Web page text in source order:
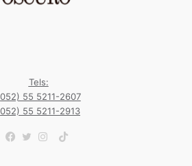
Tels:
55 5211-2607
55 5211-2913
TikTok